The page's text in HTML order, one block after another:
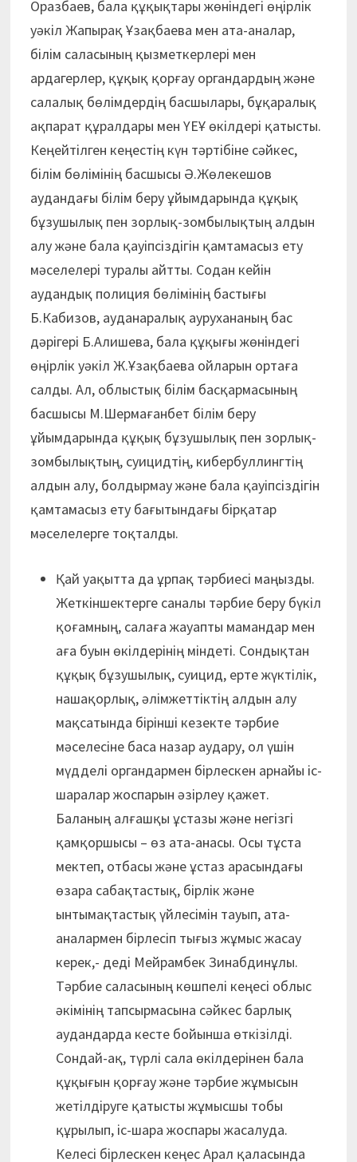
Оразбаев, бала құқықтары жөніндегі өңірлік
уәкіл Жапырақ Ұзақбаева мен ата-аналар,
білім саласының қызметкерлері мен
ардагерлер, құқық қорғау органдардың және
салалық бөлімдердің басшылары, бұқаралық
ақпарат құралдары мен ҮЕҰ өкілдері қатысты.
Кеңейтілген кеңестің күн тәртібіне сәйкес,
білім бөлімінің басшысы Ә.Жөлекешов
аудандағы білім беру ұйымдарында құқық
бұзушылық пен зорлық-зомбылықтың алдын
алу және бала қауіпсіздігін қамтамасыз ету
мәселелері туралы айтты. Содан кейін
аудандық полиция бөлімінің бастығы
Б.Кабизов, ауданаралық аурухананың бас
дәрігері Б.Алишева, бала құқығы жөніндегі
өңірлік уәкіл Ж.Ұзақбаева ойларын ортаға
салды. Ал, облыстық білім басқармасының
басшысы М.Шермағанбет білім беру
ұйымдарында құқық бұзушылық пен зорлық-
зомбылықтың, суицидтің, кибербуллингтің
алдын алу, болдырмау және бала қауіпсіздігін
қамтамасыз ету бағытындағы бірқатар
мәселелерге тоқталды.
Қай уақытта да ұрпақ тәрбиесі маңызды.
Жеткіншектерге саналы тәрбие беру бүкіл
қоғамның, салаға жауапты мамандар мен
аға буын өкілдерінің міндеті. Сондықтан
құқық бұзушылық, суицид, ерте жүктілік,
нашақорлық, әлімжеттіктің алдын алу
мақсатында бірінші кезекте тәрбие
мәселесіне баса назар аудару, ол үшін
мүдделі органдармен бірлескен арнайы іс-
шаралар жоспарын әзірлеу қажет.
Баланың алғашқы ұстазы және негізгі
қамқоршысы – өз ата-анасы. Осы тұста
мектеп, отбасы және ұстаз арасындағы
өзара сабақтастық, бірлік және
ынтымақтастық үйлесімін тауып, ата-
аналармен бірлесіп тығыз жұмыс жасау
керек,- деді Мейрамбек Зинабдинұлы.
Тәрбие саласының көшпелі кеңесі облыс
әкімінің тапсырмасына сәйкес барлық
аудандарда кесте бойынша өткізілді.
Сондай-ақ, түрлі сала өкілдерінен бала
құқығын қорғау және тәрбие жұмысын
жетілдіруге қатысты жұмысшы тобы
құрылып, іс-шара жоспары жасалуда.
Келесі бірлескен кеңес Арал қаласында